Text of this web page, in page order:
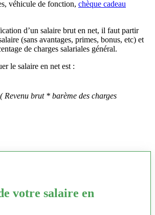
véhicule de fonction, chèque cadeau
d’un salaire brut en net, il faut partir
(sans avantages, primes, bonus, etc) et
de charges salariales général.
le salaire en net est :
Revenu brut * barème des charges
votre salaire en